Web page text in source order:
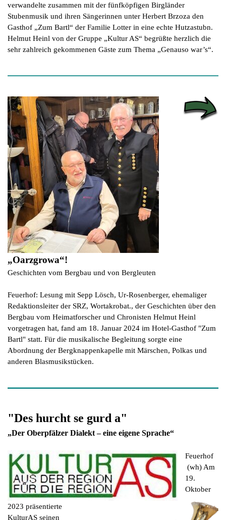
verwandelte zusammen mit der fünfköpfigen Birgländer
Stubenmusik und ihren Sängerinnen unter Herbert Brzoza den
Gasthof „Zum Bartl“ der Familie Lotter in eine echte Hutzastubn.
Helmut Heinl von der Gruppe „Kultur AS“ begrüßte herzlich die
sehr zahlreich gekommenen Gäste zum Thema „Genauso war’s“.
„Oarzgrowa“!
Geschichten vom Bergbau und von Bergleuten
Feuerhof: Lesung mit Sepp Lösch, Ur-Rosenberger, ehemaliger
Redaktionsleiter der SRZ, Wortakrobat., der Geschichten über den
Bergbau vom Heimatforscher und Chronisten Helmut Heinl
vorgetragen hat, fand am 18. Januar 2024 im Hotel-Gasthof "Zum
Bartl" statt. Für die musikalische Begleitung sorgte eine
Abordnung der Bergknappenkapelle mit Märschen, Polkas und
anderen Blasmusikstücken.
"Des hurcht se gurd a"
„Der Oberpfälzer Dialekt – eine eigene Sprache“
Feuerhof
(wh) Am
19.
Oktober
2023 präsentierte
KulturAS seinen